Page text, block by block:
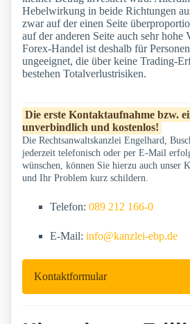
Hebelwirkung in beide Richtungen
zwar auf der einen Seite
auf der anderen Seite auch sehr hohe
Forex-Handel ist deshalb für
ungeeignet, die über keine Trading-
bestehen Totalverlustrisiken.
Die erste Kontaktaufnahme bzw.
unverbindlich und kostenlos!
Die Rechtsanwaltskanzlei Engelhard,
jederzeit telefonisch oder per E-Mail
wünschen, können Sie hierzu auch unser
und Ihr Problem kurz schildern.
Telefon: 089 212 166-0
E-Mail: info@kanzlei-ebp.de
Kontaktformular